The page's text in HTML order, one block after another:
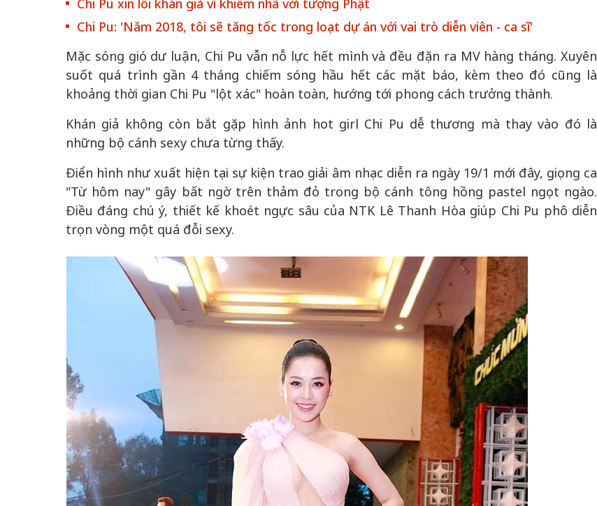
Chi Pu xin lỗi khán giả vì khiếm nhã với tượng Phật
Chi Pu: 'Năm 2018, tôi sẽ tăng tốc trong loạt dự án với vai trò diễn viên - ca sĩ'
Mặc sóng gió dư luận, Chi Pu vẫn nỗ lực hết mình và đều đặn ra MV hàng tháng. Xuyên
suốt quá trình gần 4 tháng chiếm sóng hầu hết các mặt báo, kèm theo đó cũng là
khoảng thời gian Chi Pu "lột xác" hoàn toàn, hướng tới phong cách trưởng thành.
Khán giả không còn bắt gặp hình ảnh hot girl Chi Pu dễ thương mà thay vào đó là
những bộ cánh sexy chưa từng thấy.
Điển hình như xuất hiện tại sự kiện trao giải âm nhạc diễn ra ngày 19/1 mới đây, giọng ca
"Từ hôm nay" gây bất ngờ trên thảm đỏ trong bộ cánh tông hồng pastel ngọt ngào.
Điều đáng chú ý, thiết kế khoét ngực sâu của NTK Lê Thanh Hòa giúp Chi Pu phô diễn
trọn vòng một quá đỗi sexy.